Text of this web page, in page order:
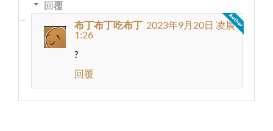
回覆
布丁布丁吃布丁 2023年9月20日 凌晨
1:26
?
回覆